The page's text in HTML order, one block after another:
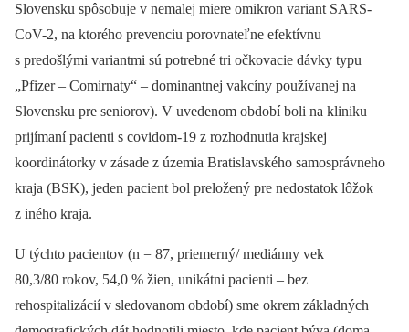
Slovensku spôsobuje v nemalej miere omikron variant SARS-
CoV-2, na ktorého prevenciu porovnateľne efektívnu
s predošlými variantmi sú potrebné tri očkovacie dávky typu
„Pfizer –⁠ Comirnaty“ –⁠ dominantnej vakcíny používanej na
Slovensku pre seniorov). V uvedenom období boli na kliniku
prijímaní pacienti s covidom-19 z rozhodnutia krajskej
koordinátorky v zásade z územia Bratislavského samosprávneho
kraja (BSK), jeden pacient bol preložený pre nedostatok lôžok
z iného kraja.
U týchto pacientov (n = 87, priemerný/ mediánny vek
80,3/80 rokov, 54,0 % žien, unikátni pacienti –⁠ bez
rehospitalizácií v sledovanom období) sme okrem základných